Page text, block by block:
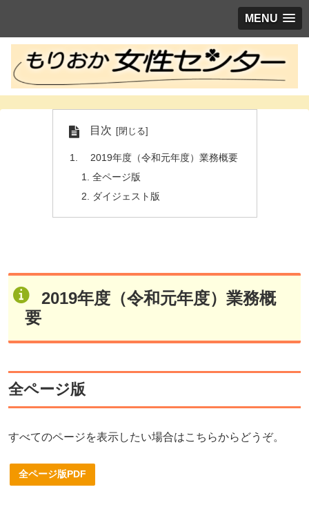
MENU
目次
2019年度（令和元年度）業務概要
全ページ版
ダイジェスト版
2019年度（令和元年度）業務概
要
全ページ版
すべてのページを表示したい場合はこちらからどうぞ。
全ページ版PDF